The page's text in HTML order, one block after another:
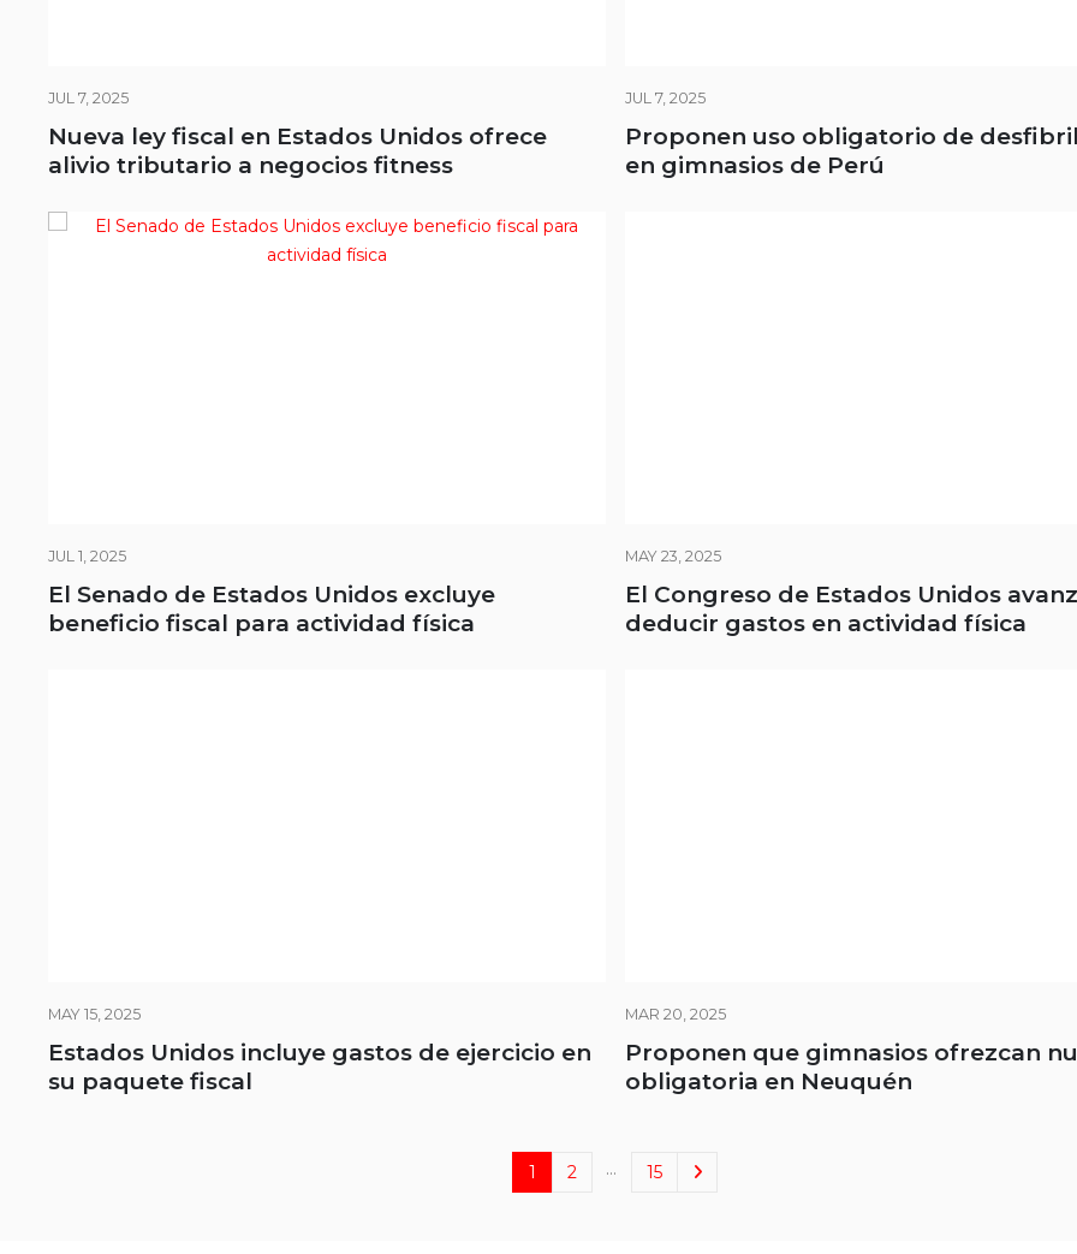
JUL 7, 2025
Nueva ley fiscal en Estados Unidos ofrece
alivio tributario a negocios fitness
JUL 7, 2025
Proponen uso obligatorio de
en gimnasios de Perú
JUL 1, 2025
El Senado de Estados Unidos excluye
beneficio fiscal para actividad física
MAY 23, 2025
El Congreso de Estados Unidos
deducir gastos en actividad física
MAY 15, 2025
Estados Unidos incluye gastos de ejercicio en
su paquete fiscal
MAR 20, 2025
Proponen que gimnasios ofrezcan
obligatoria en Neuquén
1 2 … 15